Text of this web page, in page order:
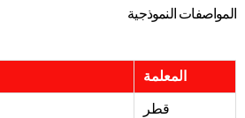
المواصفات النموذجية
المعلمة
قطر